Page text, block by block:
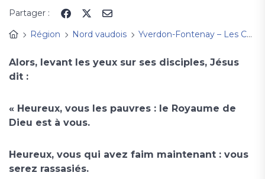
Partager :
Région
Nord vaudois Yverdon-Fontenay – Les Cygnes
Alors, levant les yeux sur ses disciples, Jésus
dit :
« Heureux, vous les pauvres : le Royaume de
Dieu est à vous.
Heureux, vous qui avez faim maintenant : vous
serez rassasiés.